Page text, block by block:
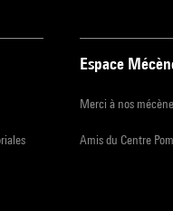
Espace
Merci à nos
Amis du Centre